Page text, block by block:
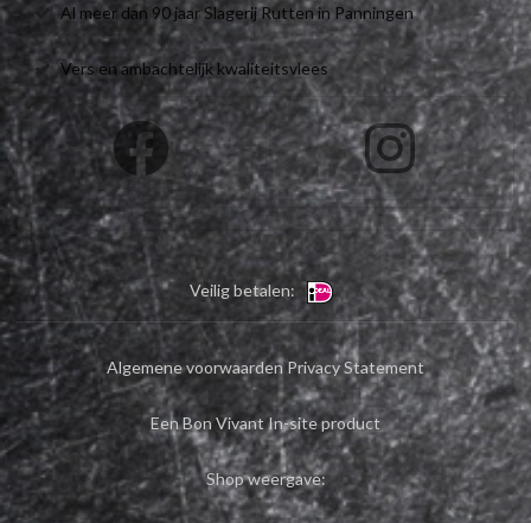
Al meer dan 90 jaar Slagerij Rutten in Panningen
Vers en ambachtelijk kwaliteitsvlees
Veilig betalen:
Algemene voorwaarden Privacy Statement
Een Bon Vivant In-site product
Shop weergave: